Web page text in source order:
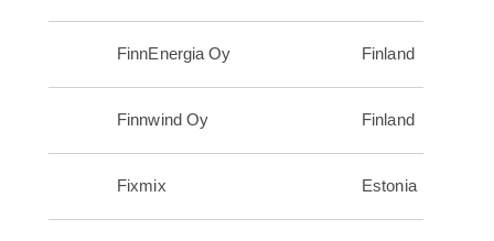
FinnEnergia Oy Finland
Finnwind Oy Finland
Fixmix Estonia